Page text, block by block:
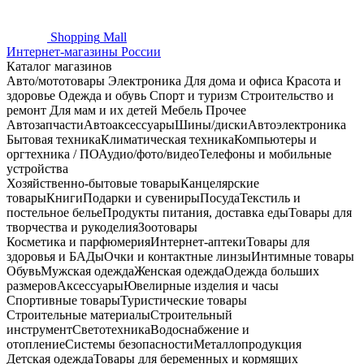
Shopping Mall
Интернет-магазины России
Каталог магазинов
Авто/мототовары Электроника Для дома и офиса Красота и
здоровье Одежда и обувь Спорт и туризм Строительство и
ремонт Для мам и их детей Мебель Прочее
АвтозапчастиАвтоаксессуарыШины/дискиАвтоэлектроника
Бытовая техникаКлиматическая техникаКомпьютеры и
оргтехника / ПОАудио/фото/видеоТелефоны и мобильные
устройства
Хозяйственно-бытовые товарыКанцелярские
товарыКнигиПодарки и сувенирыПосудаТекстиль и
постельное бельеПродукты питания, доставка едыТовары для
творчества и рукоделияЗоотовары
Косметика и парфюмерияИнтернет-аптекиТовары для
здоровья и БАДыОчки и контактные линзыИнтимные товары
ОбувьМужская одеждаЖенская одеждаОдежда больших
размеровАксессуарыЮвелирные изделия и часы
Спортивные товарыТуристические товары
Строительные материалыСтроительный
инструментСветотехникаВодоснабжение и
отоплениеСистемы безопасностиМеталлопродукция
Детская одеждаТовары для беременных и кормящих